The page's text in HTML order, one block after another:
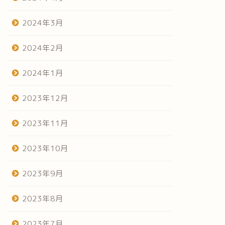
2024年3月
2024年2月
2024年1月
2023年12月
2023年11月
2023年10月
2023年9月
2023年8月